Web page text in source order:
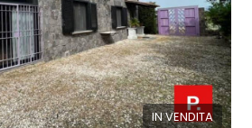
IN VENDITA